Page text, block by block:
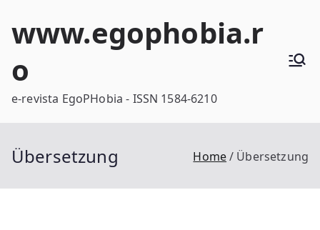
www.egophobia.r
o
e-revista EgoPHobia - ISSN 1584-6210
Übersetzung Home Übersetzung